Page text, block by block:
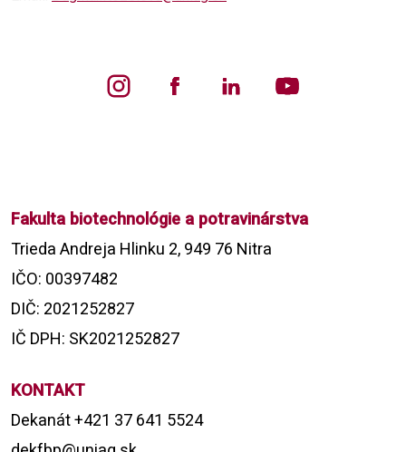
Fakulta biotechnológie a potravinárstva
Trieda Andreja Hlinku 2, 949 76 Nitra
IČO: 00397482
DIČ: 2021252827
IČ DPH: SK2021252827
KONTAKT
Dekanát +421 37 641 5524